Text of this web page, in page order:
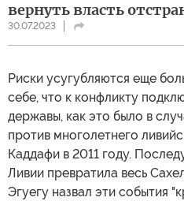
вернуть власть
30.07.2023
Риски усугубляются еще
себе, что к конфликту
державы, как это было в
против многолетнего
Каддафи в 2011 году.
Ливии превратила весь
Эгуегу назвал эти события